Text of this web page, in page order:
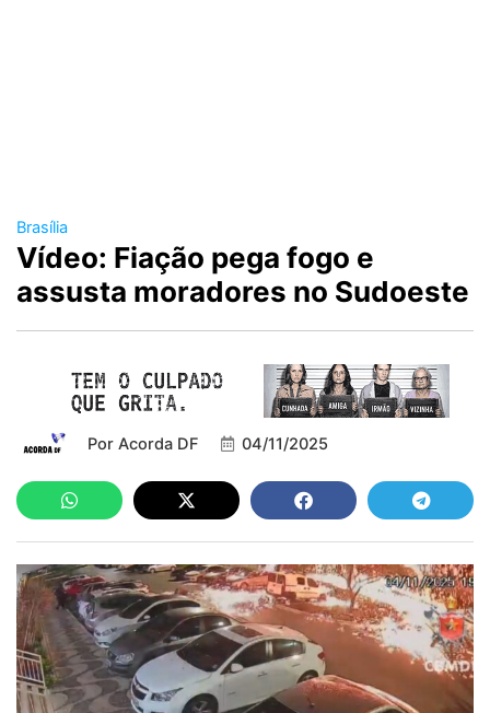
Brasília
Vídeo: Fiação pega fogo e
assusta moradores no Sudoeste
Por Acorda DF 04/11/2025